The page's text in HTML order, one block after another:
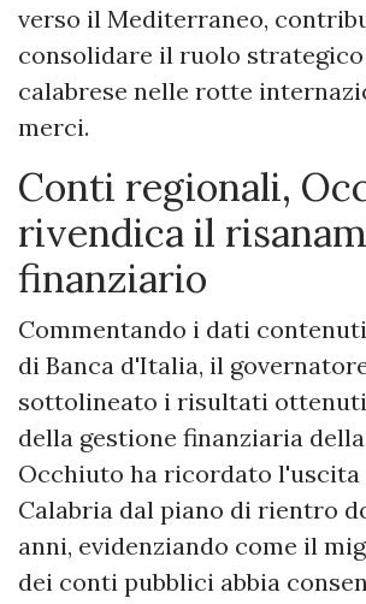
verso il Mediterraneo,
consolidare il ruolo
calabrese nelle rotte
merci.
Conti regionali,
rivendica il
finanziario
Commentando i dati
di Banca d'Italia, il
sottolineato i risultati
della gestione finanziaria della
Occhiuto ha ricordato l'uscita
Calabria dal piano di rientro
anni, evidenziando come il
dei conti pubblici abbia